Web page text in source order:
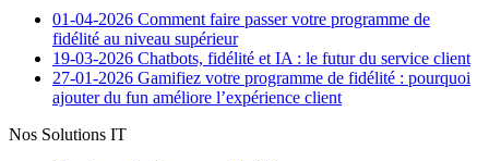
01-04-2026 Comment faire passer votre programme de
fidélité au niveau supérieur
19-03-2026 Chatbots, fidélité et IA : le futur du service client
27-01-2026 Gamifiez votre programme de fidélité : pourquoi
ajouter du fun améliore l’expérience client
Nos Solutions IT